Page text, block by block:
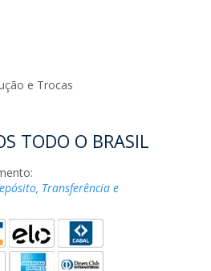
e Trocas
TODO O BRASIL
Transferência e